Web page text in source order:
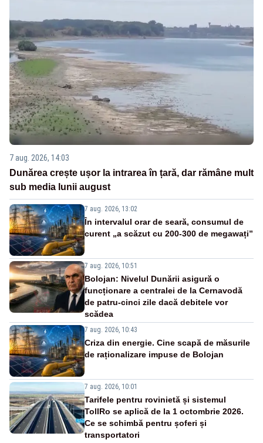
7 aug. 2026, 14:03
Dunărea crește ușor la intrarea în țară, dar rămâne mult
sub media lunii august
7 aug. 2026, 13:02
În intervalul orar de seară, consumul de
curent „a scăzut cu 200-300 de megawați”
7 aug. 2026, 10:51
Bolojan: Nivelul Dunării asigură o
funcționare a centralei de la Cernavodă
de patru-cinci zile dacă debitele vor
scădea
7 aug. 2026, 10:43
Criza din energie. Cine scapă de măsurile
de raționalizare impuse de Bolojan
7 aug. 2026, 10:01
Tarifele pentru rovinietă și sistemul
TollRo se aplică de la 1 octombrie 2026.
Ce se schimbă pentru șoferi și
transportatori